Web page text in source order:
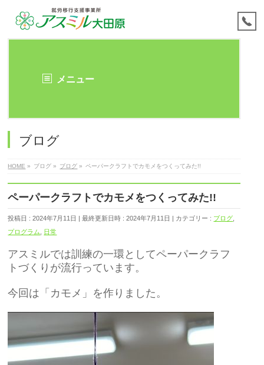
メニュー
ブログ
HOME » ブログ » ブログ » ペーパークラフトでカモメをつくってみた!!
ペーパークラフトでカモメをつくってみた!!
投稿日 : 2024年7月11日 最終更新日時 : 2024年7月11日 カテゴリー : ブログ
プログラム
日常
アスミルでは訓練の一環としてペーパークラフ
トづくりが流行っています。
今回は「カモメ」を作りました。